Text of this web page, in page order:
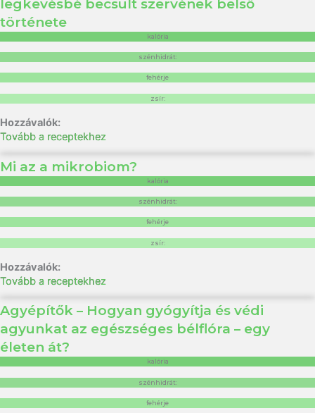
legkevésbé becsült szervének belső
története
kalória
szénhidrát:
fehérje
zsír:
Tovább a receptekhez
Mi az a mikrobiom?
kalória
szénhidrát:
fehérje
zsír:
Tovább a receptekhez
Agyépítők – Hogyan gyógyítja és védi
agyunkat az egészséges bélflóra – egy
életen át?
kalória
szénhidrát:
fehérje